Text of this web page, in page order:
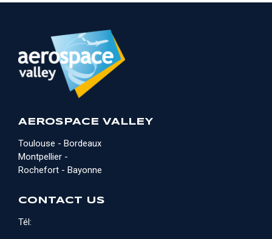
AEROSPACE VALLEY
Toulouse - Bordeaux
Montpellier -
Rochefort - Bayonne
CONTACT US
Tél: